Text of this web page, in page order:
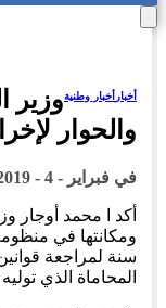
أخبار أخبار وطنيةوزير
والحوار
في فبراير - 4 - 2019
أكد ا محمد أوجار
سنة لمراجعة
المحاماة الذي